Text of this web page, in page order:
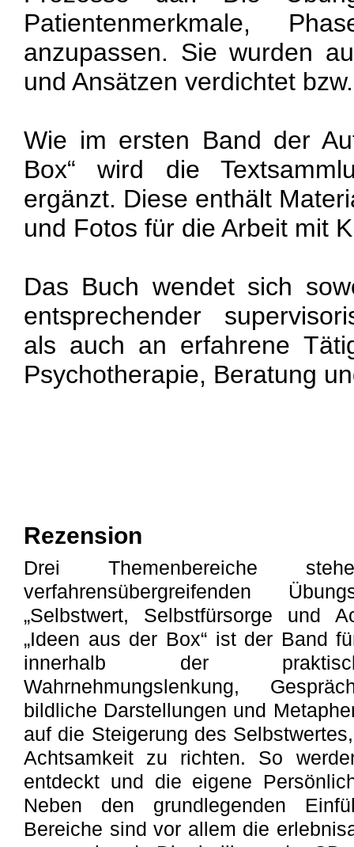
Patientenmerkmale,
anzupassen. Sie wurden
und Ansätzen verdichtet
Wie im ersten Band der
Box“ wird die
ergänzt. Diese enthält
und Fotos für die Arbeit mit
Das Buch wendet sich
entsprechender
als auch an erfahrene
Psychotherapie, Beratung
Rezension
Drei Themenbereiche
verfahrensübergreifenden
„Selbstwert, Selbstfürsorge und
„Ideen aus der Box“ ist der Band
innerhalb der
Wahrnehmungslenkung,
bildliche Darstellungen und
auf die Steigerung des
Achtsamkeit zu richten. So
entdeckt und die eigene
Neben den grundlegenden
Bereiche sind vor allem die